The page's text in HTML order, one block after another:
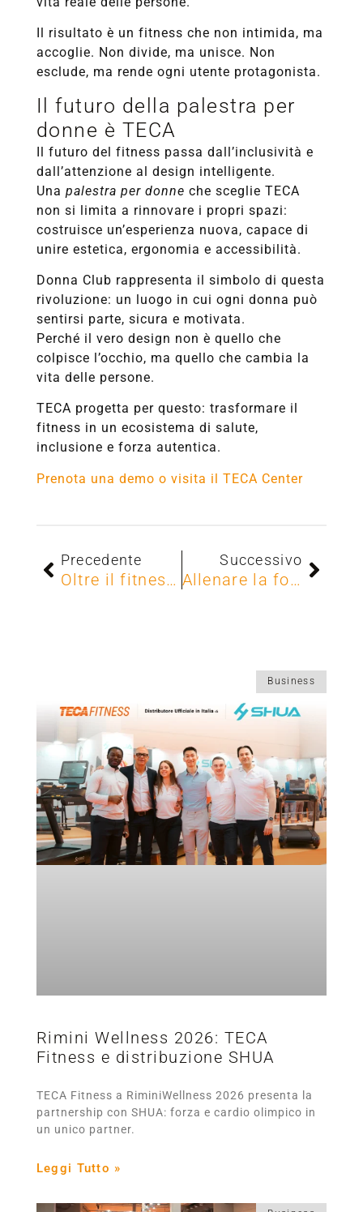
Il risultato è un fitness che non intimida, ma
accoglie. Non divide, ma unisce. Non
esclude, ma rende ogni utente protagonista.
Il futuro della palestra per
donne è TECA
Il futuro del fitness passa dall’inclusività e
dall’attenzione al design intelligente.
Una palestra per donne che sceglie TECA
non si limita a rinnovare i propri spazi:
costruisce un’esperienza nuova, capace di
unire estetica, ergonomia e accessibilità.
Donna Club rappresenta il simbolo di questa
rivoluzione: un luogo in cui ogni donna può
sentirsi parte, sicura e motivata.
Perché il vero design non è quello che
colpisce l’occhio, ma quello che cambia la
vita delle persone.
TECA progetta per questo: trasformare il
fitness in un ecosistema di salute,
inclusione e forza autentica.
Prenota una demo o visita il TECA Center
Precedente
Oltre il fitness tradizionale: perchè il futuro dei club è inclusivo
Successivo
Allenare la forza: la rivoluzione di TECA StandUp dal 1985
Business
Rimini Wellness 2026: TECA
Fitness e distribuzione SHUA
TECA Fitness a RiminiWellness 2026 presenta la
partnership con SHUA: forza e cardio olimpico in
un unico partner.
Leggi Tutto »